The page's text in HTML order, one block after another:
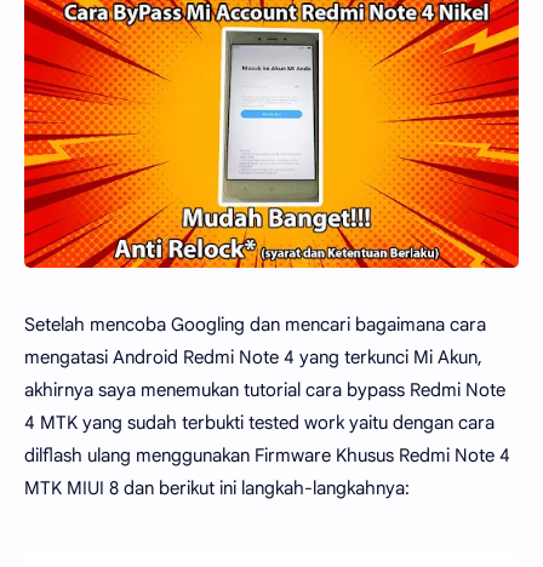
Setelah mencoba Googling dan mencari bagaimana cara
mengatasi Android Redmi Note 4 yang terkunci Mi Akun,
akhirnya saya menemukan tutorial cara bypass Redmi Note
4 MTK yang sudah terbukti tested work yaitu dengan cara
dilflash ulang menggunakan Firmware Khusus Redmi Note 4
MTK MIUI 8 dan berikut ini langkah-langkahnya: